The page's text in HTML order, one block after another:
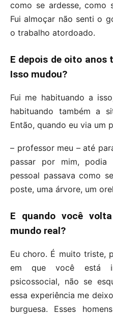
como se ardesse, como
Fui almoçar não senti o
o trabalho atordoado.
E depois de oito anos
Isso mudou?
Fui me habituando a
habituando também a
Então, quando eu via um
– professor meu – até
passar por mim,
pessoal passava como
poste, uma árvore, um
E quando você
mundo real?
Eu choro. É muito triste,
em que você está
psicossocial, não se
essa experiência me
burguesa. Esses